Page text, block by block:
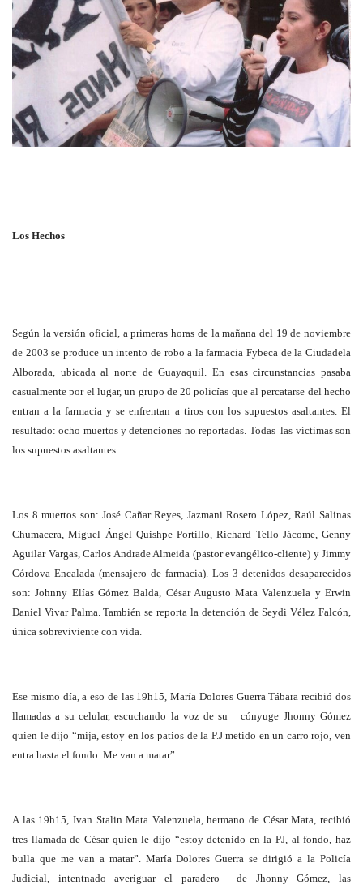
Los Hechos
Según la versión oficial, a primeras horas de la mañana del 19 de noviembre
de 2003 se produce un intento de robo a la farmacia Fybeca de la Ciudadela
Alborada, ubicada al norte de Guayaquil. En esas circunstancias pasaba
casualmente por el lugar, un grupo de 20 policías que al percatarse del hecho
entran a la farmacia y se enfrentan a tiros con los supuestos asaltantes. El
resultado: ocho muertos y detenciones no reportadas. Todas las víctimas son
los supuestos asaltantes.
Los 8 muertos son: José Cañar Reyes, Jazmani Rosero López, Raúl Salinas
Chumacera, Miguel Ángel Quishpe Portillo, Richard Tello Jácome, Genny
Aguilar Vargas, Carlos Andrade Almeida (pastor evangélico-cliente) y Jimmy
Córdova Encalada (mensajero de farmacia). Los 3 detenidos desaparecidos
son: Johnny Elías Gómez Balda, César Augusto Mata Valenzuela y Erwin
Daniel Vivar Palma. También se reporta la detención de Seydi Vélez Falcón,
única sobreviviente con vida.
Ese mismo día, a eso de las 19h15, María Dolores Guerra Tábara recibió dos
llamadas a su celular, escuchando la voz de su cónyuge Jhonny Gómez
quien le dijo “mija, estoy en los patios de la P.J metido en un carro rojo, ven
entra hasta el fondo. Me van a matar”.
A las 19h15, Ivan Stalin Mata Valenzuela, hermano de César Mata, recibió
tres llamada de César quien le dijo “estoy detenido en la PJ, al fondo, haz
bulla que me van a matar”. María Dolores Guerra se dirigió a la Policía
Judicial, intentnado averiguar el paradero de Jhonny Gómez, las